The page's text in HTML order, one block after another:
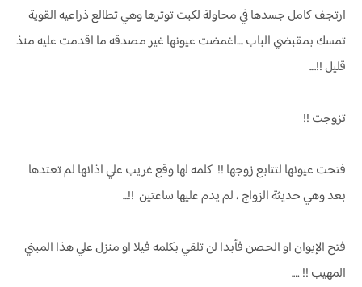
ارتجف كامل جسدها في محاولة لكبت توترها وهي تطالع ذراعيه القوية
تمسك بمقبضي الباب ....اغمضت عيونها غير مصدقه ما اقدمت عليه منذ
قليل !!....
تزوجت !!
فتحت عيونها لتتابع زوجها !! كلمه لها وقع غريب علي اذانها لم تعتدها
بعد وهي حديثة الزواج ، لم يدم عليها ساعتين !!...
فتح الإيوان او الحصن فأبدا لن تلقي بكلمه فيلا او منزل علي هذا المبني
المهيب !! ….